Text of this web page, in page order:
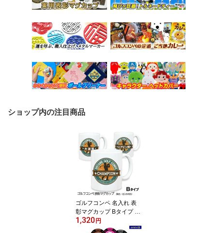
ショップ内の注目商品
ゴルフコンペ 名入れ 表
彰マグカップ Bタイプ 優
勝 ベスグロ賞 ドラコン
賞 ニアピン賞 ゴルフコ
1,320 円